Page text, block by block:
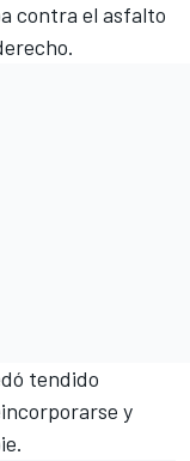
contra el asfalto
tendido
y